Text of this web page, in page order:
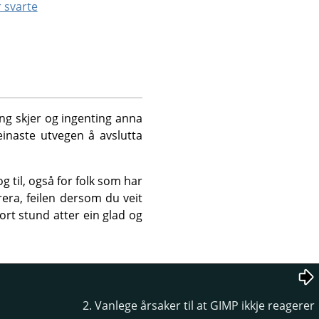
svarte
skjer og ingenting anna
utvegen å avslutta
til, også for folk som har
feilen dersom du veit
stund atter ein glad og
2. Vanlege årsaker til at GIMP ikkje reagerer